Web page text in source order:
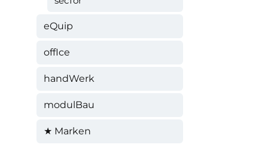
eQuip
offIce
handWerk
modulBau
★ Marken